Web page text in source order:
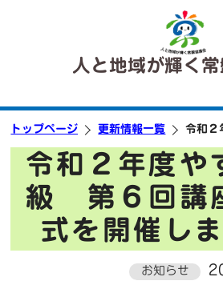
人と地域が輝く
トップページ 更新情報一覧 令和２
令和２年度や
級 第６回講
式を開催し
お知らせ